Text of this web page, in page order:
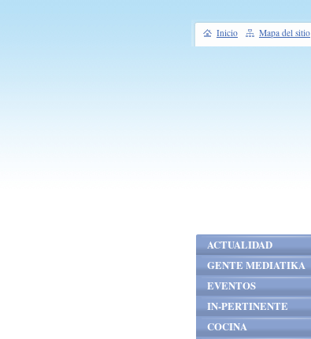
ACTUALIDAD
GENTE MEDIATIKA
EVENTOS
IN-PERTINENTE
COCINA
Inicio Mapa del sitio